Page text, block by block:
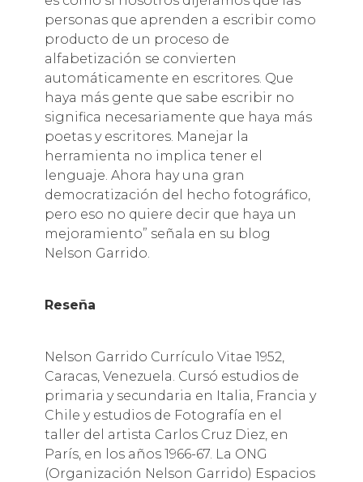
personas que aprenden a escribir como
producto de un proceso de
alfabetización se convierten
automáticamente en escritores. Que
haya más gente que sabe escribir no
significa necesariamente que haya más
poetas y escritores. Manejar la
herramienta no implica tener el
lenguaje. Ahora hay una gran
democratización del hecho fotográfico,
pero eso no quiere decir que haya un
mejoramiento” señala en su blog
Nelson Garrido.
Reseña
Nelson Garrido Currículo Vitae 1952,
Caracas, Venezuela. Cursó estudios de
primaria y secundaria en Italia, Francia y
Chile y estudios de Fotografía en el
taller del artista Carlos Cruz Diez, en
París, en los años 1966-67. La ONG
(Organización Nelson Garrido) Espacios